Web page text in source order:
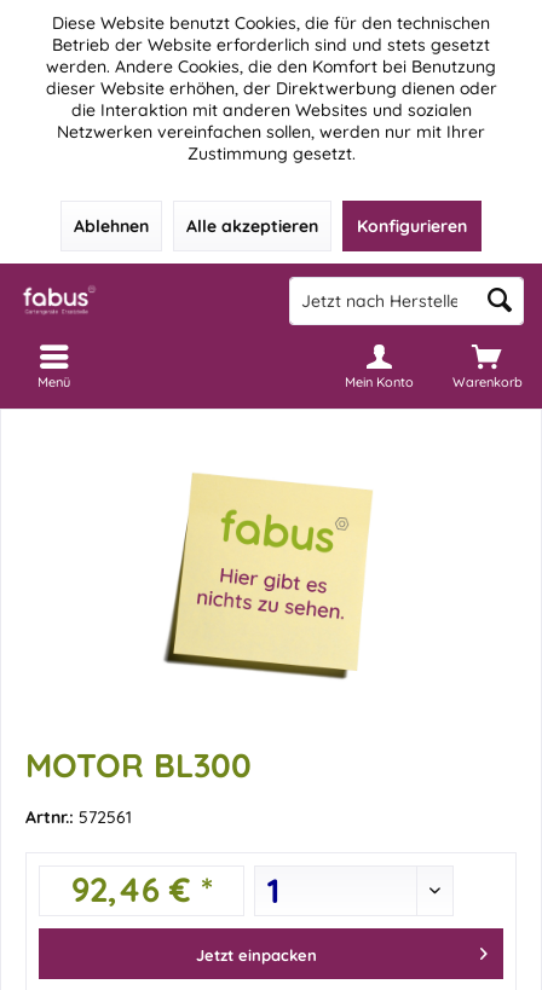
Diese Website benutzt Cookies, die für den technischen
Betrieb der Website erforderlich sind und stets gesetzt
werden. Andere Cookies, die den Komfort bei Benutzung
dieser Website erhöhen, der Direktwerbung dienen oder
die Interaktion mit anderen Websites und sozialen
Netzwerken vereinfachen sollen, werden nur mit Ihrer
Zustimmung gesetzt.
Ablehnen Alle akzeptieren Konfigurieren
Warenkorb
Mein Konto
Menü
MOTOR BL300
Artnr.: 572561
92,46 € *
Jetzt einpacken